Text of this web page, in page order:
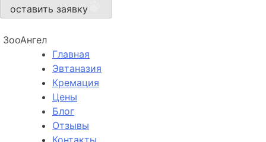
оставить заявку
ЗооАнгел
Главная
Эвтаназия
Кремация
Цены
Блог
Отзывы
Контакты